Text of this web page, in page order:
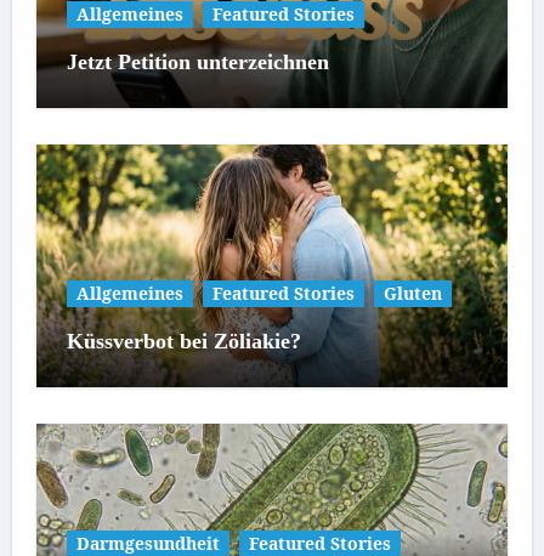
Allgemeines Featured Stories
Jetzt Petition unterzeichnen
Allgemeines Featured Stories Gluten
Küssverbot bei Zöliakie?
Darmgesundheit
Featured Stories